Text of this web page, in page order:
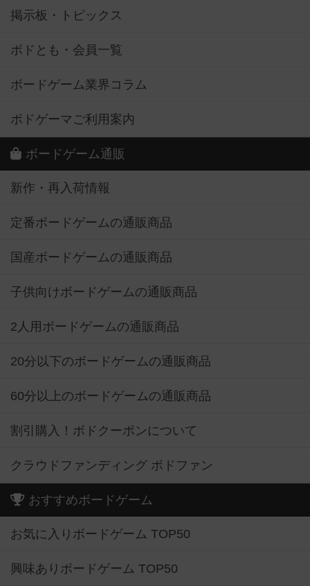
掲示板・トピックス
ボドとも・会員一覧
ボードゲーム業界コラム
ボドゲーマご利用案内
ボードゲーム通販
新作・再入荷情報
定番ボードゲームの通販商品
国産ボードゲームの通販商品
子供向けボードゲームの通販商品
2人用ボードゲームの通販商品
20分以下のボードゲームの通販商品
60分以上のボードゲームの通販商品
割引購入！ボドクーポンについて
クラウドファンディング ボドファン
おすすめボードゲーム
お気に入りボードゲーム TOP50
興味ありボードゲーム TOP50